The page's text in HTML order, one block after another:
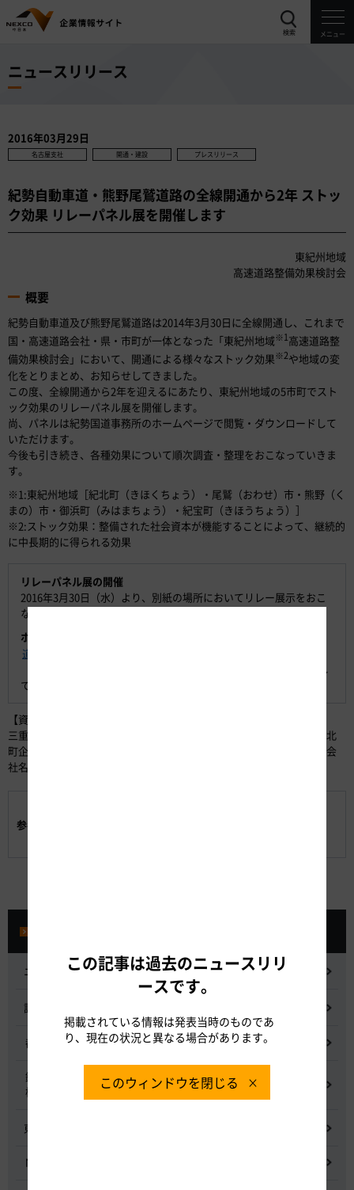
検索 メニュー
ニュースリリース
2016年03月29日
名古屋支社 開通・建設 プレスリリース
紀勢自動車道・熊野尾鷲道路の全線開通から2年 ストッ
ク効果 リレーパネル展を開催します
東紀州地域
高速道路整備効果検討会
概要
紀勢自動車道及び熊野尾鷲道路は2014年3月30日に全線開通し、これまで
国・高速道路会社・県・市町が一体となった「東紀州地域※1高速道路整
備効果検討会」において、開通による様々なストック効果※2や地域の変
化をとりまとめ、お知らせしてきました。
この度、全線開通から2年を迎えるにあたり、東紀州地域の5市町でスト
ック効果のリレーパネル展を開催します。
尚、パネルは紀勢国道事務所のホームページで閲覧・ダウンロードして
いただけます。
今後も引き続き、各種効果について順次調査・整理をおこなっていきま
す。
※1:東紀州地域［紀北町（きほくちょう）・尾鷲（おわせ）市・熊野（く
まの）市・御浜町（みはまちょう）・紀宝町（きほうちょう）］
※2:ストック効果：整備された社会資本が機能することによって、継続的
に中長期的に得られる効果
リレーパネル展の開催
2016年3月30日（水）より、別紙の場所においてリレー展示をおこ
ないます。
ホームページでの閲覧・ダウンロード
道路の開通による整備効果について
（国土交通省中部地方整備局 紀勢国道事務所のサイトにリンクし
ております。）
【資料とりまとめ：東紀州地域高速道路整備効果検討会】
三重県県土整備部道路企画課・尾鷲市市長公室・熊野市市長公室・紀北
町企画課・御浜町産業建設課紀宝町企画調整課・中日本高速道路株式会
社名古屋支社・国土交通省中部地方整備局紀勢国道事務所
参考資料:
ニュースリリース
記者会見
都市間高速道路料金割引検討会
鋼少数主桁橋の床版下面吹付コンクリートはく離・落下事象調査
検討委員会
東名高速道路宇利トンネル照明灯具落下事象調査検討会
NEXCO中日本グループの経営上の課題と取組み
この記事は過去のニュースリリ
ースです。
掲載されている情報は発表当時のものであ
り、現在の状況と異なる場合があります。
このウィンドウを閉じる